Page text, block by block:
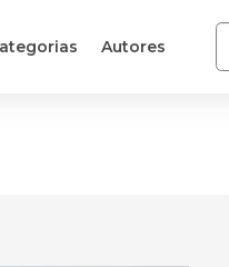
Autores